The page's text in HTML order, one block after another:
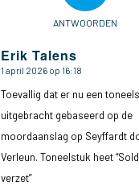
ANTWOORDEN
Erik Talens
zegt:
1 april 2026 op 16:18
Toevallig dat er nu een
uitgebracht gebaseerd op de
moordaanslag op Seyffardt
Verleun. Toneelstuk heet
verzet”